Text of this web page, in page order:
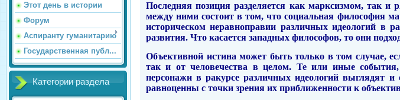
Этот день в истории
Форум
Аспиранту гуманитарию
Государственная публ...
Категории раздела
Последняя позиция разделяется как марксизмом, так и
между ними состоит в том, что социальная философия
историческом неравноправии различных идеологий в
развития. Что касается западных философов, то они
Объективной истина может быть только в том случае,
так и от человечества в целом. Те или иные
персонажи в ракурсе различных идеологий выглядят
равноценны с точки зрения их приближенности к